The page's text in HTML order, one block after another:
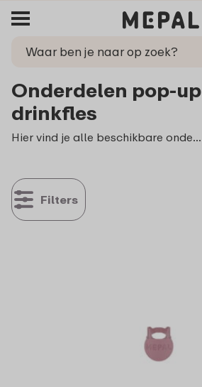
Onderdelen pop-up
drinkfles
Hier vind je alle beschikbare onderdelen voor de Campus pop-up drinkfles.
Filters